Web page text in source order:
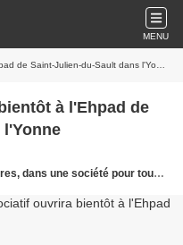
MENU
de Saint-Julien-du-Sault dans l'Yonne
à l'Ehpad de
une société pour tous les âges